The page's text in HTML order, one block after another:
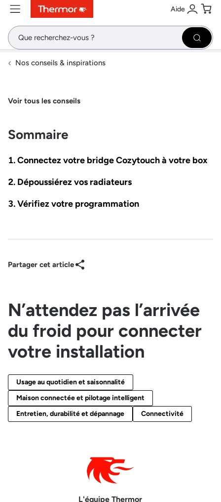
ContenuMenuRecherche Aide
Se
Nos conseils & inspirations
Voir tous les conseils
Sommaire
Connectez votre bridge Cozytouch à votre box
Dépoussiérez vos radiateurs
Vérifiez votre programmation
Partager cet article
N’attendez pas l’arrivée
du froid pour connecter
votre installation
Usage au quotidien et saisonnalité
Maison connectée et pilotage intelligent
Entretien, durabilité et dépannage
Connectivité
L'équipe Thermor